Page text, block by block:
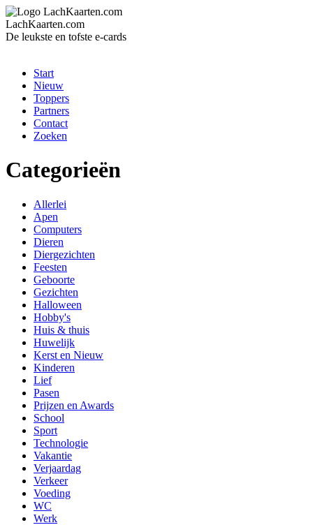
LachKaarten.com
De leukste en tofste e-cards
Start
Nieuw
Toppers
Partners
Contact
Zoeken
Categorieën
Allerlei
Apen
Computers
Dieren
Diergezichten
Feesten
Geboorte
Gezichten
Halloween
Hobby's
Huis & thuis
Huwelijk
Kerst en Nieuw
Kinderen
Lief
Pasen
Prijzen en Awards
School
Sport
Technologie
Vakantie
Verjaardag
Verkeer
Voeding
WC
Werk